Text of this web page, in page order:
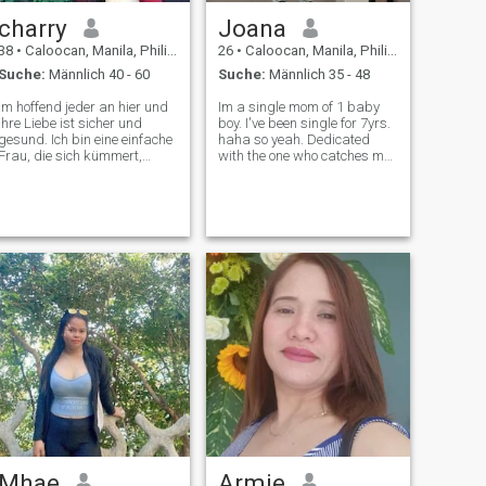
charry
• Caloocan, Manila, Philippinen
Suche: Männlich 40 - 60
Im hoffend jeder an hier und
ihre Liebe ist sicher und
gesund. Ich bin eine einfache
Frau, die sich kümmert,
liebe das
um Leute um
lebe einfach und bin
lieben.I sehne mich nicht
alles luxuriöse. ich möchte
das Leben, die Natur
die guten Menschen um
herum genießen. Ich
das Gefühl, mit
zusammen zu
die ich liebe.wenn sie
waren, bin ich auch
liebe auch die
ursprünglich komme
mich dort niederlassen und
Joana
26 • Caloocan, Manila, Philippinen
Suche: Männlich 35 - 48
Im a single mom of 1 baby
boy. I've been single for 7yrs.
haha so yeah. Dedicated
with the one who catches my
can't see your message